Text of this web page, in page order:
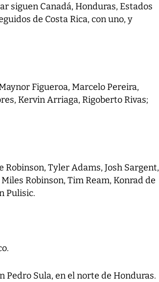
siguen Canadá, Honduras, Estados
de Costa Rica, con uno, y
Figueroa, Marcelo Pereira,
Kervin Arriaga, Rigoberto Rivas;
Tyler Adams, Josh Sargent,
Robinson, Tim Ream, Konrad de
Pulisic.
Pedro Sula, en el norte de Honduras.